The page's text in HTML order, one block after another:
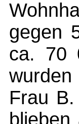
gegen
ca. 70
wurden
Frau